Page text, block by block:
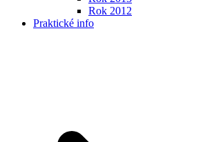
Rok 2012
Praktické info